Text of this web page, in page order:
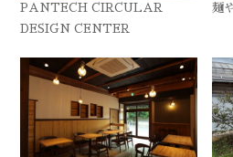
PANTECH CIRCULAR
DESIGN CENTER
麺